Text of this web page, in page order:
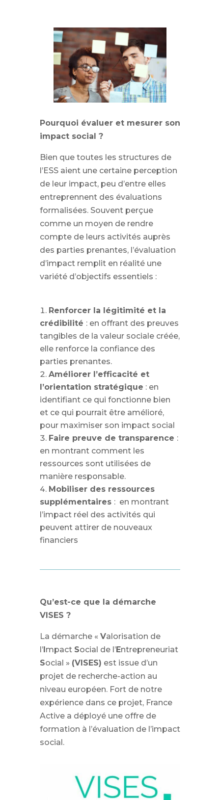
Pourquoi évaluer et mesurer son
impact social ?
Bien que toutes les structures de
l’ESS aient une certaine perception
de leur impact, peu d’entre elles
entreprennent des évaluations
formalisées. Souvent perçue
comme un moyen de rendre
compte de leurs activités auprès
des parties prenantes, l’évaluation
d’impact remplit en réalité une
variété d’objectifs essentiels :
Renforcer la légitimité et la
crédibilité : en offrant des preuves
tangibles de la valeur sociale créée,
elle renforce la confiance des
parties prenantes.
Améliorer l’efficacité et
l’orientation stratégique : en
identifiant ce qui fonctionne bien
et ce qui pourrait être amélioré,
pour maximiser son impact social
Faire preuve de transparence :
en montrant comment les
ressources sont utilisées de
manière responsable.
Mobiliser des ressources
supplémentaires : en montrant
l’impact réel des activités qui
peuvent attirer de nouveaux
financiers
Qu’est-ce que la démarche
VISES ?
La démarche « Valorisation de
l’Impact Social de l’Entrepreneuriat
Social » (VISES) est issue d’un
projet de recherche-action au
niveau européen. Fort de notre
expérience dans ce projet, France
Active a déployé une offre de
formation à l’évaluation de l’impact
social.